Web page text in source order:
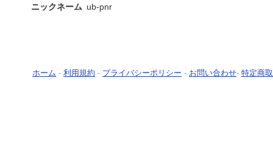
ニックネーム ub-pnr
ホーム - 利用規約 - プライバシーポリシー - お問い合わせ- 特定商